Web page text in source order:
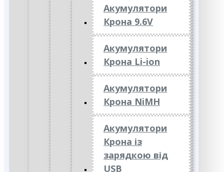
Акумулятори
Крона 9.6V
Акумулятори
Крона Li-ion
Акумулятори
Крона NiMH
Акумулятори
Крона із
зарядкою від
USB